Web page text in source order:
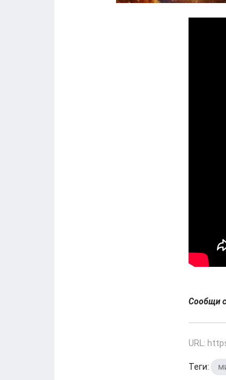
Сообщи
URL:
Теги: